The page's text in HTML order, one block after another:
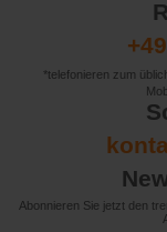
*telefonieren zum
Abonnieren Sie jetzt den